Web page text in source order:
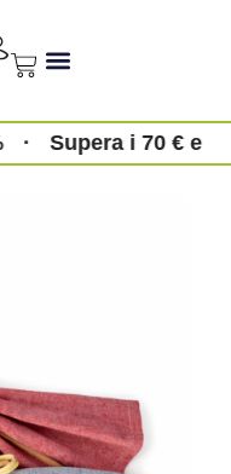
· Supera i 70 € e